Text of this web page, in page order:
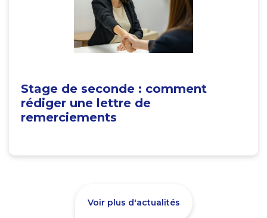
Stage de seconde : comment
rédiger une lettre de
remerciements
Voir plus d'actualités